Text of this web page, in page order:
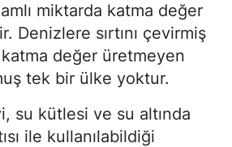
miktarda katma değer
Denizlere sırtını çevirmiş
değer üretmeyen
tek bir ülke yoktur.
su kütlesi ve su altında
ile kullanılabildiği